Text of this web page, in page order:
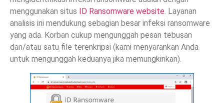
menggunakan situs
ID Ransomware website. Layanan
analisis ini mendukung sebagian besar infeksi ransomware
yang ada. Korban cukup mengunggah pesan tebusan
dan/atau satu file terenkripsi (kami menyarankan Anda
untuk mengunggah keduanya jika memungkinkan).